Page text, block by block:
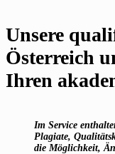
Unsere
Österreich
Ihren
Im Service
Plagiate,
die Möglichkeit,